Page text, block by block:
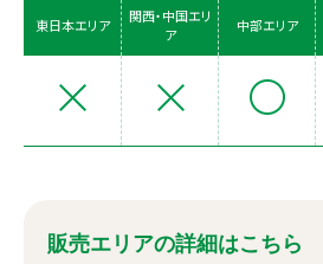
東日本エリア
関西・中国エリ
ア
中部エリア
販売エリアの詳細はこちら